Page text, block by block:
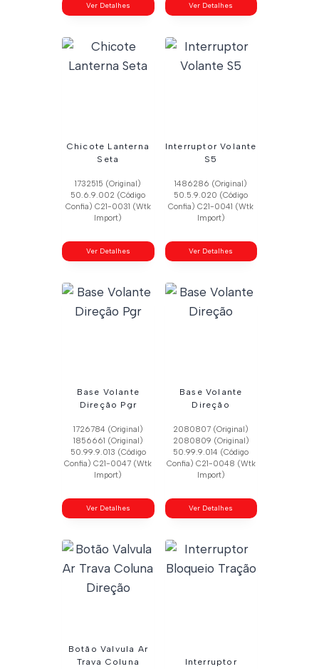
Ver Detalhes Ver Detalhes
Chicote Lanterna
Seta
1732515 (Original)
50.6.9.002 (Código
Confia) C21-0031 (Wtk
Import)
Ver Detalhes
Interruptor Volante
S5
1486286 (Original)
50.5.9.020 (Código
Confia) C21-0041 (Wtk
Import)
Ver Detalhes
Base Volante
Direção Pgr
1726784 (Original)
1856661 (Original)
50.99.9.013 (Código
Confia) C21-0047 (Wtk
Import)
Ver Detalhes
Base Volante
Direção
2080807 (Original)
2080809 (Original)
50.99.9.014 (Código
Confia) C21-0048 (Wtk
Import)
Ver Detalhes
Botão Valvula Ar
Trava Coluna
Interruptor